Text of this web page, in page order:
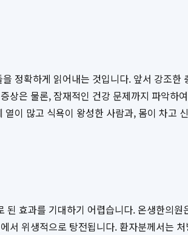
정확하게 읽어내는 것입니다. 앞서 강조
상은 물론, 잠재적인 건강 문제까지 파악
이 많고 식욕이 왕성한 사람과, 몸이 차고
효과를 기대하기 어렵습니다. 온생한의
서 위생적으로 탕전됩니다. 환자분께서는